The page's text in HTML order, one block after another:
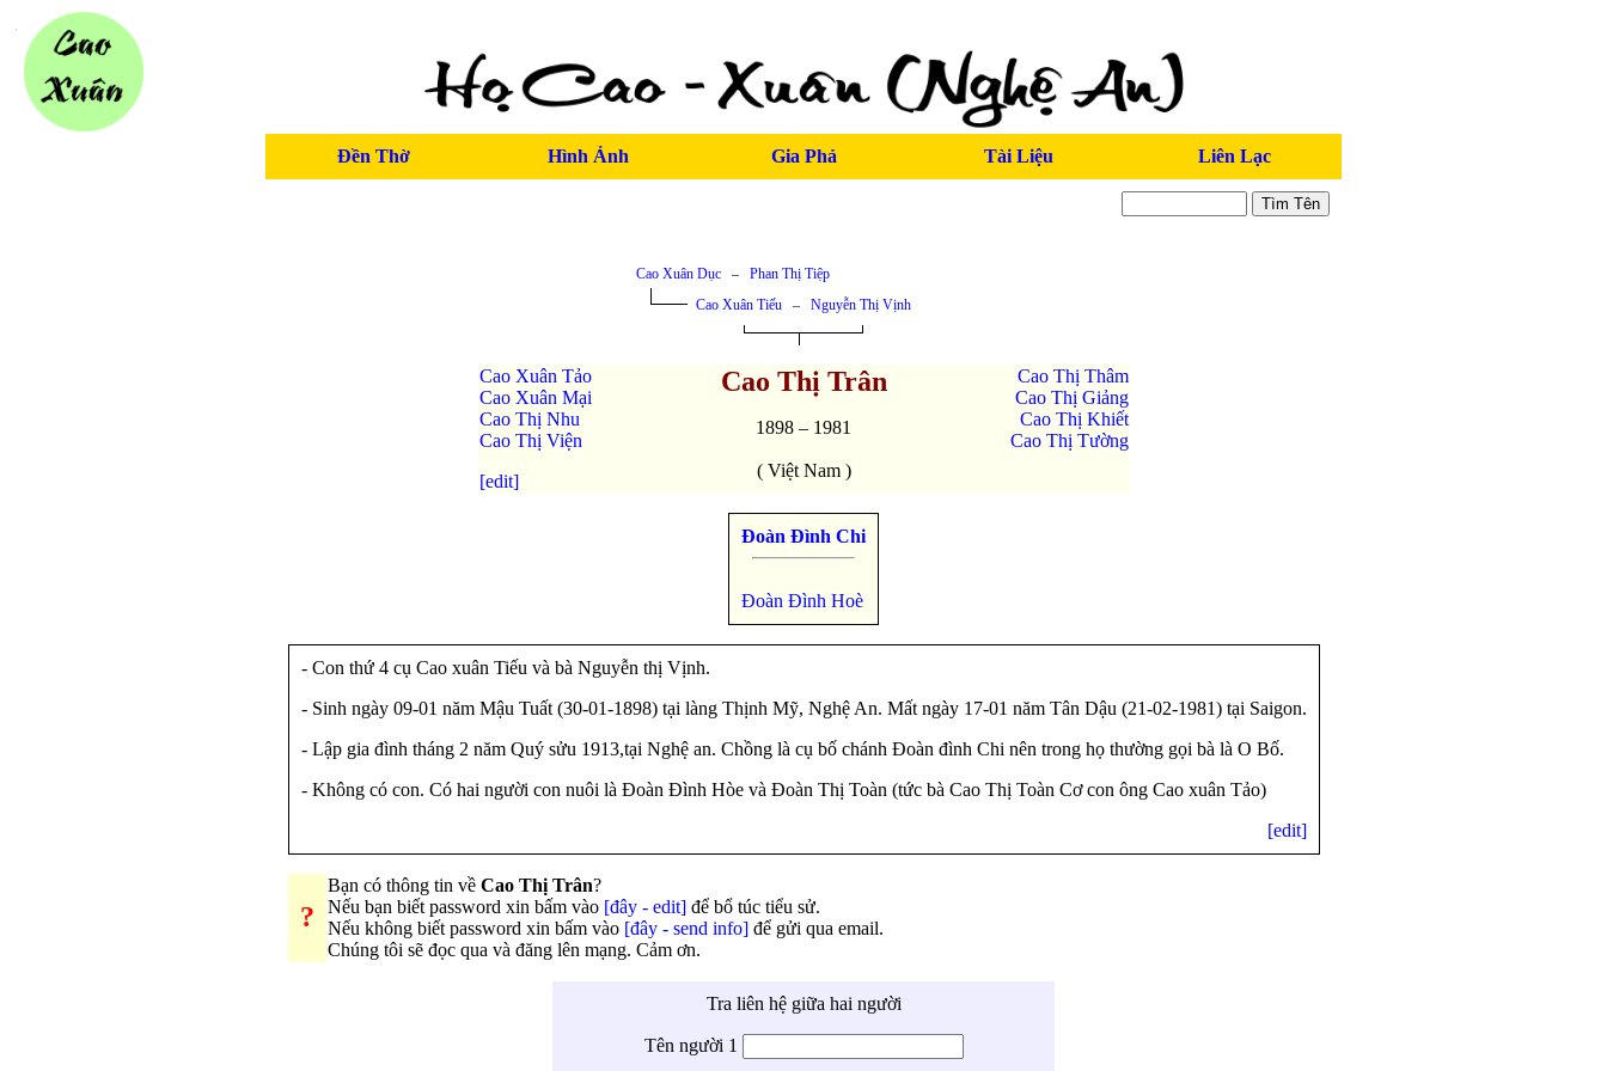
Đền Thờ Hình Ảnh Gia Phả Tài Liệu Liên Lạc
Cao Xuân Dục – Phan Thị Tiệp
Cao Xuân Tiếu – Nguyễn Thị Vịnh
Cao Xuân Tảo
Cao Xuân Mại
Cao Thị Nhu
Cao Thị Viện
[edit]
Cao Thị Trân
1898 – 1981
( Việt Nam )
Cao Thị Thâm
Cao Thị Giảng
Cao Thị Khiết
Cao Thị Tường
Đoàn Đình Chi
Đoàn Đình Hoè
- Con thứ 4 cụ Cao xuân Tiếu và bà Nguyễn thị Vịnh.
- Sinh ngày 09-01 năm Mậu Tuất (30-01-1898) tại làng Thịnh Mỹ, Nghệ An. Mất ngày 17-01 năm Tân Dậu (21-02-1981) tại Saigon.
- Lập gia đình tháng 2 năm Quý sửu 1913,tại Nghệ an. Chồng là cụ bố chánh Đoàn đình Chi nên trong họ thường gọi bà là O Bố.
- Không có con. Có hai người con nuôi là Đoàn Đình Hòe và Đoàn Thị Toàn (tức bà Cao Thị Toàn Cơ con ông Cao xuân Tảo)
[edit]
?
Bạn có thông tin về Cao Thị Trân?
Nếu bạn biết password xin bấm vào [đây - edit]để bổ túc tiểu sử.
Nếu không biết password xin bấm vào [đây - send info]để gửi qua email.
Chúng tôi sẽ đọc qua và đăng lên mạng. Cảm ơn.
Tra liên hệ giữa hai người
Tên người 1